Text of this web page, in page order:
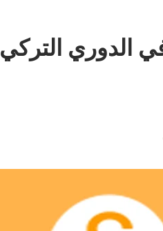
الدوري التركي